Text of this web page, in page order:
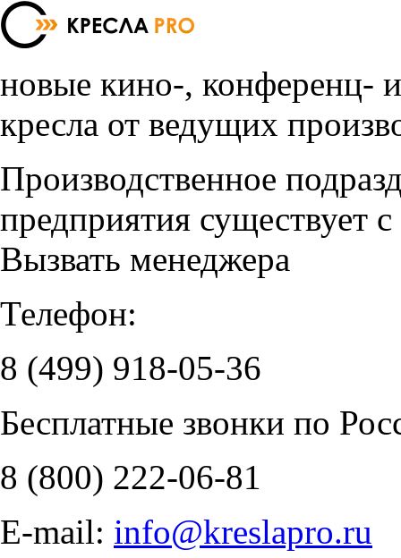
новые кино-, конференц-
кресла от ведущих
Производственное
предприятия существует
Вызвать менеджера
Телефон:
8 (499) 918-05-36
Бесплатные звонки по
8 (800) 222-06-81
E-mail: info@kreslapro.ru